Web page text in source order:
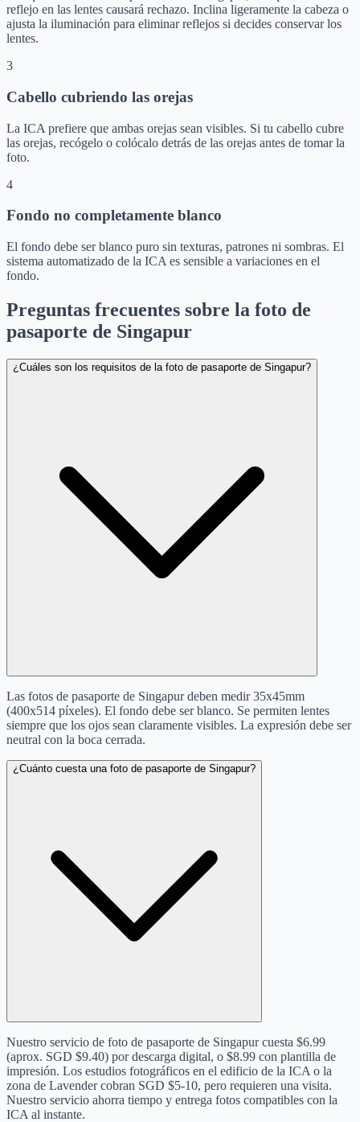
reflejo en las lentes causará rechazo. Inclina ligeramente la cabeza o
ajusta la iluminación para eliminar reflejos si decides conservar los
lentes.
3
Cabello cubriendo las orejas
La ICA prefiere que ambas orejas sean visibles. Si tu cabello cubre
las orejas, recógelo o colócalo detrás de las orejas antes de tomar la
foto.
4
Fondo no completamente blanco
El fondo debe ser blanco puro sin texturas, patrones ni sombras. El
sistema automatizado de la ICA es sensible a variaciones en el
fondo.
Preguntas frecuentes sobre la foto de
pasaporte de Singapur
¿Cuáles son los requisitos de la foto de pasaporte de Singapur?
Las fotos de pasaporte de Singapur deben medir 35x45mm
(400x514 píxeles). El fondo debe ser blanco. Se permiten lentes
siempre que los ojos sean claramente visibles. La expresión debe ser
neutral con la boca cerrada.
¿Cuánto cuesta una foto de pasaporte de Singapur?
Nuestro servicio de foto de pasaporte de Singapur cuesta $6.99
(aprox. SGD $9.40) por descarga digital, o $8.99 con plantilla de
impresión. Los estudios fotográficos en el edificio de la ICA o la
zona de Lavender cobran SGD $5-10, pero requieren una visita.
Nuestro servicio ahorra tiempo y entrega fotos compatibles con la
ICA al instante.